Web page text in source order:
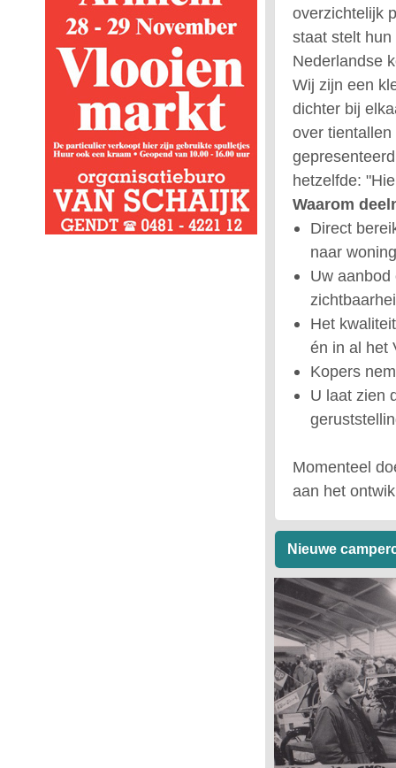
overzichtelijk
staat stelt
Nederlandse
Wij zijn een
dichter bij
over
hetzelfde:
Waarom
Direct
naar
Uw
Het
én in al het
Kopers
U laat zien
Momenteel
aan het
Nieuwe